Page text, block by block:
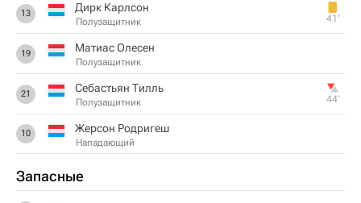
13 Дирк Карлсон
Полузащитник 41‎’‎
19 Матиас Олесен
Полузащитник
21 Себастьян Тилль
Полузащитник 44‎’‎
10 Жерсон Родригеш
Нападающий
Запасные